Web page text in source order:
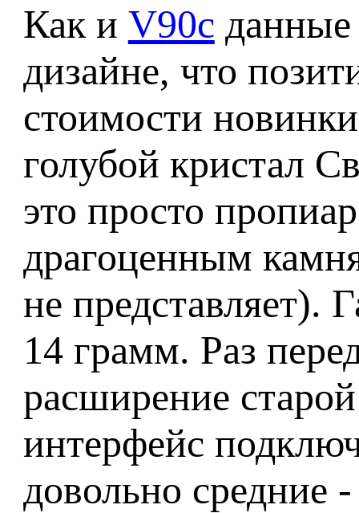
Как и V90c
дизайне, что
стоимости
голубой кристал
это просто
драгоценным
не представляет).
14 грамм. Раз
расширение
интерфейс
довольно средние